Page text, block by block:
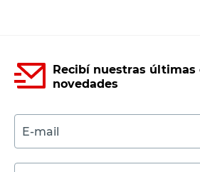
Recibí nuestras últimas
novedades
E-mail